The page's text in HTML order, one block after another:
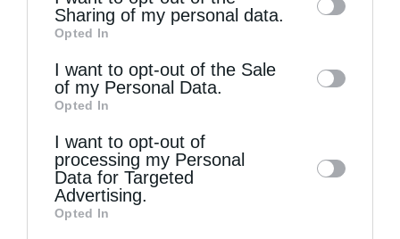
information by third parties on the IAB’s list
of downstream participants. This
information may also be disclosed by us to
third parties on theIAB’s List of
Downstream Participants
disclose it to other third parties.
Sharing of my personal data.
Opted In
I want to opt-out of the Sale
of my Personal Data.
Opted In
I want to opt-out of
processing my Personal
Data for Targeted
Advertising.
Opted In
Οικ. Πατριάρχης: “Εντός του Ναού, μαθαίνουμε να
βλέπουμε...